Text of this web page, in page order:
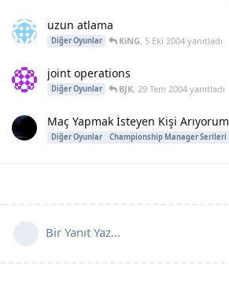
uzun atlama
Diğer Oyunlar KiNG, 5 Eki 2004 yanıtladı
joint operations
Diğer Oyunlar BJK,29 Tem 2004 yanıtladı
Maç Yapmak İsteyen Kişi Arıyorum
Diğer Oyunlar Championship Manager Serileri
Bir Yanıt Yaz...